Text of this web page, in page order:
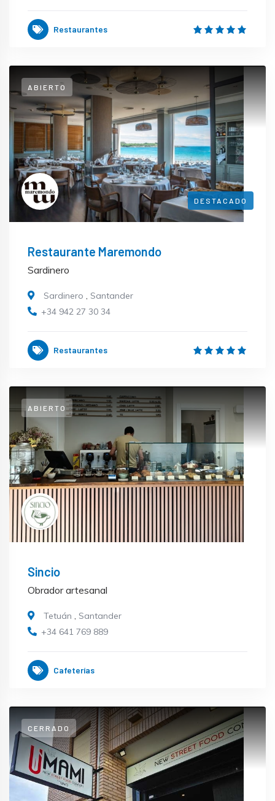
Restaurantes
ABIERTO
DESTACADO
Restaurante Maremondo
Sardinero
Sardinero
Santander
+34 942 27 30 34
Restaurantes
ABIERTO
Sincio
Obrador artesanal
Tetuán , Santander
+34 641 769 889
Cafeterías
CERRADO